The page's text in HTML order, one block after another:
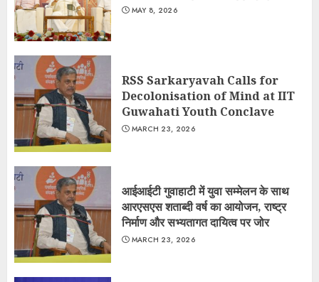
MAY 8, 2026
RSS Sarkaryavah Calls for
Decolonisation of Mind at IIT
Guwahati Youth Conclave
MARCH 23, 2026
आईआईटी गुवाहाटी में युवा सम्मेलन के साथ
आरएसएस शताब्दी वर्ष का आयोजन, राष्ट्र
निर्माण और सभ्यतागत दायित्व पर जोर
MARCH 23, 2026